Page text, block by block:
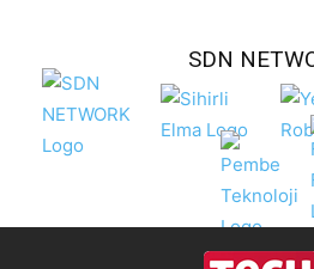
SDN